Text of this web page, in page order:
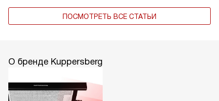
ПОСМОТРЕТЬ ВСЕ СТАТЬИ
О бренде Kuppersberg